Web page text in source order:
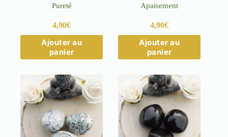
Pureté
4,90€
Ajouter au
panier
Apaisement
4,90€
Ajouter au
panier